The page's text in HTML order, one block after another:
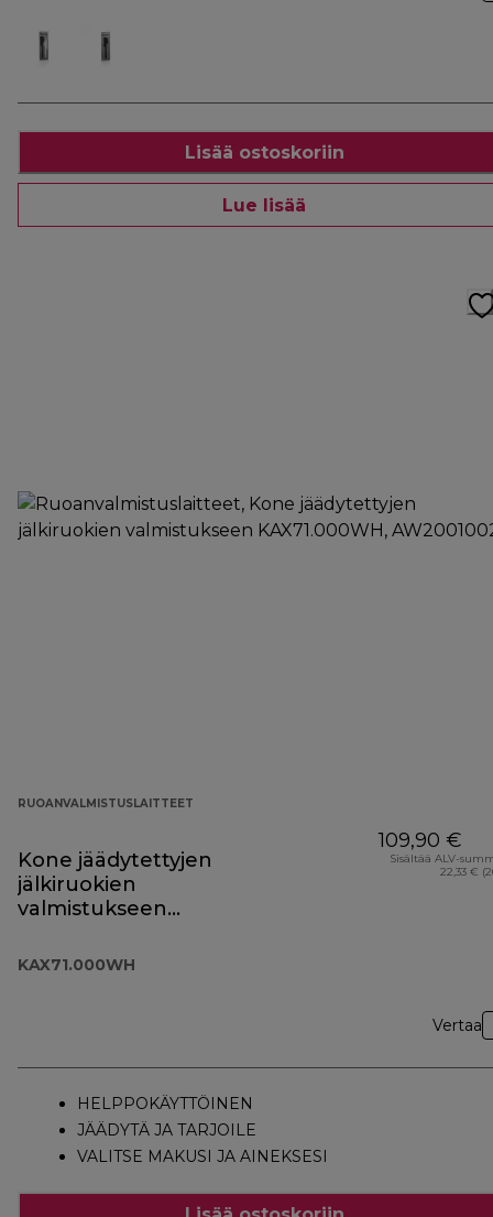
Lisää ostoskoriin
Lue lisää
RUOANVALMISTUSLAITTEET
Kone jäädytettyjen
jälkiruokien
valmistukseen
KAX71.000WH
109,90 €
Sisältää ALV-
22,33 €
Vertaa
HELPPOKÄYTTÖINEN
JÄÄDYTÄ JA TARJOILE
VALITSE MAKUSI JA AINEKSESI